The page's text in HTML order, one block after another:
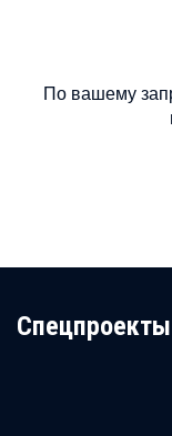
По вашему
Cпецпроекты